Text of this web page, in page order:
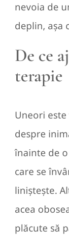
nevoia de
deplin, așa
De ce
terapie
Uneori
despre
înainte de
care se
liniștește.
acea
plăcute să